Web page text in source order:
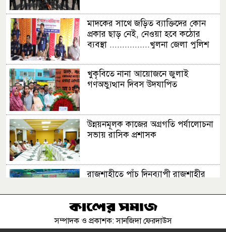
মাদকের সাথে জড়িত ব্যাক্তিদের কোন
প্রকার ছাড় নেই, নেওয়া হবে কঠোর
ব্যবস্থা ................খুলনা জেলা পুলিশ
খুকৃবিতে নানা আয়োজনে জুলাই
গণঅভ্যুত্থান দিবস উদযাপিত
উন্নয়নমূলক কাজের অগ্রগতি পর্যালোচনা
সভায় রাসিক প্রশাসক
রাজশাহীতে পাঁচ দিনব্যাপী রাজশাহীর
এসএসসির ফল ১০ আগস্ট, দেখবেন
সম্পাদক ও প্রকাশক: সানজিদা ফেরদাউস